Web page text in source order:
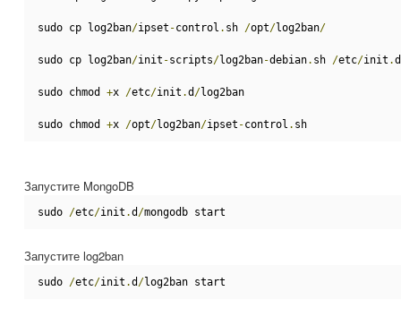
sudo cp log2ban/ipset -control . sh /opt/log2ban/
sudo cp log2ban/init -scripts/log2ban-debian. sh /etc/init .d
sudo chmod +x /etc/init .d /log2ban
sudo chmod +x /opt/log2ban/ipset -control . sh
Запустите MongoDB
sudo /etc/init .d /mongodb start
Запустите log2ban
sudo /etc/init .d /log2ban start